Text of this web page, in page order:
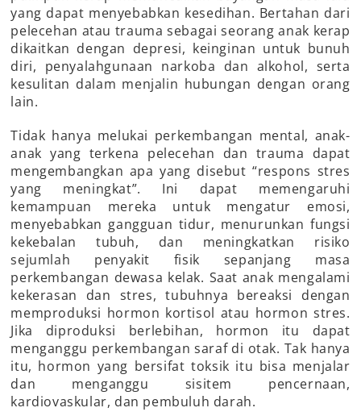
yang dapat menyebabkan kesedihan. Bertahan dari
pelecehan atau trauma sebagai seorang anak kerap
dikaitkan dengan depresi, keinginan untuk bunuh
diri, penyalahgunaan narkoba dan alkohol, serta
kesulitan dalam menjalin hubungan dengan orang
lain.
Tidak hanya melukai perkembangan mental, anak-
anak yang terkena pelecehan dan trauma dapat
mengembangkan apa yang disebut “respons stres
yang meningkat”. Ini dapat memengaruhi
kemampuan mereka untuk mengatur emosi,
menyebabkan gangguan tidur, menurunkan fungsi
kekebalan tubuh, dan meningkatkan risiko
sejumlah penyakit fisik sepanjang masa
perkembangan dewasa kelak. Saat anak mengalami
kekerasan dan stres, tubuhnya bereaksi dengan
memproduksi hormon kortisol atau hormon stres.
Jika diproduksi berlebihan, hormon itu dapat
menganggu perkembangan saraf di otak. Tak hanya
itu, hormon yang bersifat toksik itu bisa menjalar
dan menganggu sisitem pencernaan,
kardiovaskular, dan pembuluh darah.